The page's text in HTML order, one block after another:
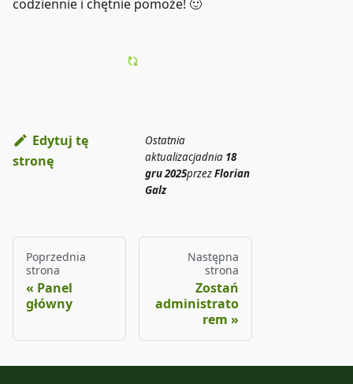
codziennie i chętnie pomoże! 🙂
Edytuj tę
stronę
Ostatnia
aktualizacjadnia 18
gru 2025przezFlorian
Galz
Poprzednia
strona
Panel
główny
Następna
strona
Zostań
administrato
rem